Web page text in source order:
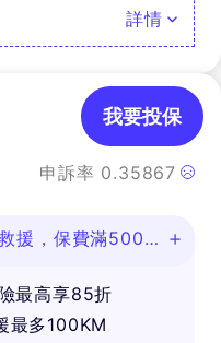
詳情
申訴率 0.35867
我要投保
援，保費滿500即
最高享85折
最多100KM